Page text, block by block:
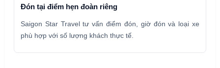
Đón tại điểm hẹn đoàn riêng
Saigon Star Travel tư vấn điểm đón, giờ đón và loại xe
phù hợp với số lượng khách thực tế.